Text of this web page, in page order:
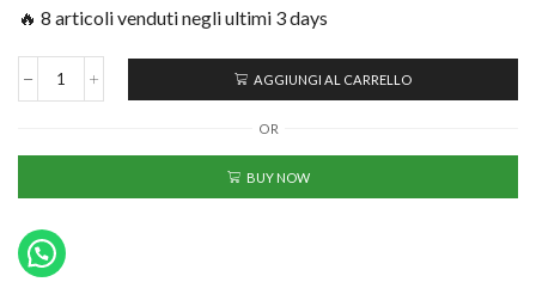
🔥 8 articoli venduti negli ultimi 3 days
AGGIUNGI AL CARRELLO
OR
BUY NOW